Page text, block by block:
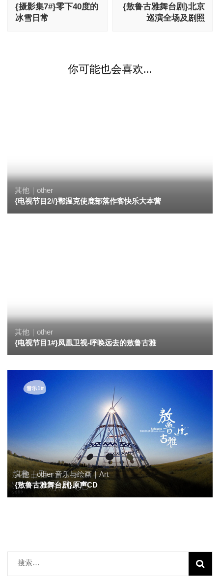
导
航
{摄影集7#}零下40度的
冰雪日常
{敖鲁古雅舞台剧}北京
巡演全场及剧照
你可能也会喜欢...
其他｜other
{电视节目2#}鄂温克使鹿部落作客快乐大本营
其他｜other
{电视节目1#}凤凰卫视-呼唤远去的敖鲁古雅
其他｜other 音乐与绘画｜Art
{敖鲁古雅舞台剧}原声CD
搜